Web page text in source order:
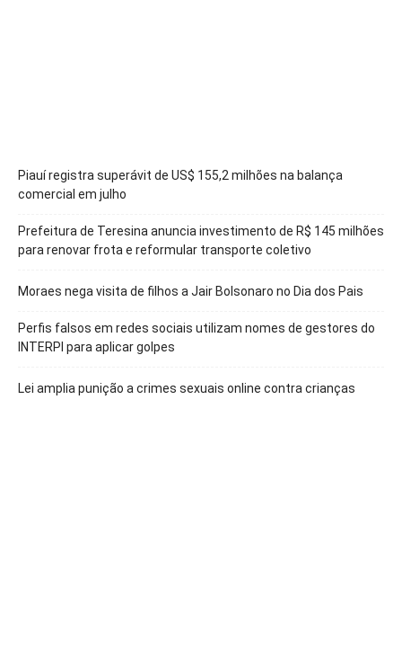
Piauí registra superávit de US$ 155,2 milhões na balança
comercial em julho
Prefeitura de Teresina anuncia investimento de R$ 145 milhões
para renovar frota e reformular transporte coletivo
Moraes nega visita de filhos a Jair Bolsonaro no Dia dos Pais
Perfis falsos em redes sociais utilizam nomes de gestores do
INTERPI para aplicar golpes
Lei amplia punição a crimes sexuais online contra crianças